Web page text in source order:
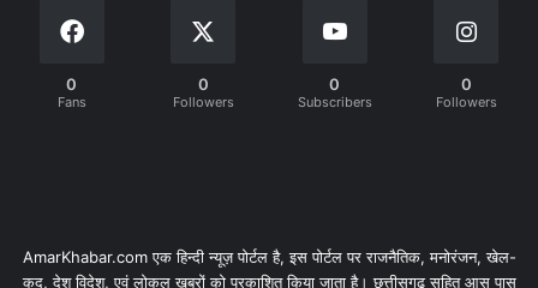
0
Fans
0
Followers
0
Subscribers
0
Followers
AmarKhabar.com एक हिन्दी न्यूज़ पोर्टल है, इस पोर्टल पर राजनैतिक, मनोरंजन, खेल-
कूद, देश विदेश, एवं लोकल खबरों को प्रकाशित किया जाता है। छत्तीसगढ़ सहित आस पास